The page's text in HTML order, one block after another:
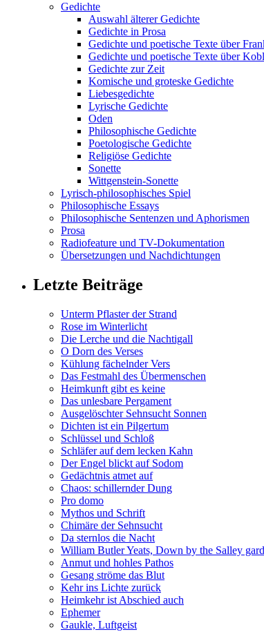
Gedichte
Auswahl älterer Gedichte
Gedichte in Prosa
Gedichte und poetische Texte über
Gedichte und poetische Texte über
Gedichte zur Zeit
Komische und groteske Gedichte
Liebesgedichte
Lyrische Gedichte
Oden
Philosophische Gedichte
Poetologische Gedichte
Religiöse Gedichte
Sonette
Wittgenstein-Sonette
Lyrisch-philosophisches Spiel
Philosophische Essays
Philosophische Sentenzen und Aphorismen
Prosa
Radiofeature und TV-Dokumentation
Übersetzungen und Nachdichtungen
Letzte Beiträge
Unterm Pflaster der Strand
Rose im Winterlicht
Die Lerche und die Nachtigall
O Dorn des Verses
Kühlung fächelnder Vers
Das Festmahl des Übermenschen
Heimkunft gibt es keine
Das unlesbare Pergament
Ausgelöschter Sehnsucht Sonnen
Dichten ist ein Pilgertum
Schlüssel und Schloß
Schläfer auf dem lecken Kahn
Der Engel blickt auf Sodom
Gedächtnis atmet auf
Chaos: schillernder Dung
Pro domo
Mythos und Schrift
Chimäre der Sehnsucht
Da sternlos die Nacht
William Butler Yeats, Down by the Salley
Anmut und hohles Pathos
Gesang ströme das Blut
Kehr ins Lichte zurück
Heimkehr ist Abschied auch
Ephemer
Gaukle, Luftgeist